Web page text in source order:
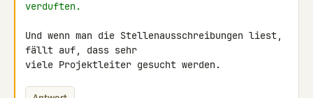
verduften.
Und wenn man die Stellenausschreibungen liest,
fällt auf, dass sehr
viele Projektleiter gesucht werden.